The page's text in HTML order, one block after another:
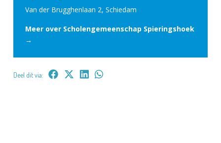
Van der Brugghenlaan 2, Schiedam
Meer over Scholengemeenschap Spieringshoek
→
Deel dit via: